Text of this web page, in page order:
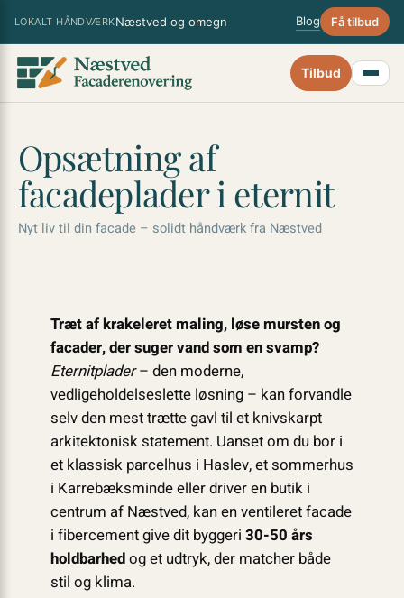
indhold
LOKALT HÅNDVÆRKNæstved og omegn Blog Få tilbud
Tilbud
Opsætning af
facadeplader i eternit
Nyt liv til din facade – solidt håndværk fra Næstved
Træt af krakeleret maling, løse mursten og
facader, der suger vand som en svamp?
Eternitplader– den moderne,
vedligeholdelseslette løsning – kan forvandle
selv den mest trætte gavl til et knivskarpt
arkitektonisk statement. Uanset om du bor i
et klassisk parcelhus i Haslev, et sommerhus
i Karrebæksminde eller driver en butik i
centrum af Næstved, kan en ventileret facade
i fiber­cement give dit byggeri 30-50 års
holdbarhedog et udtryk, der matcher både
stil og klima.